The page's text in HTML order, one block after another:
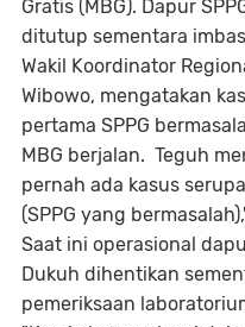
Gratis (MBG). Dapur
ditutup sementara
Wakil Koordinator
Wibowo, mengatakan
pertama SPPG
MBG berjalan. Teguh
pernah ada kasus
(SPPG yang
Saat ini operasional
Dukuh dihentikan
pemeriksaan